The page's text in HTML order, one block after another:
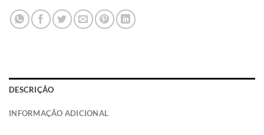
DESCRIÇÃO
INFORMAÇÃO ADICIONAL